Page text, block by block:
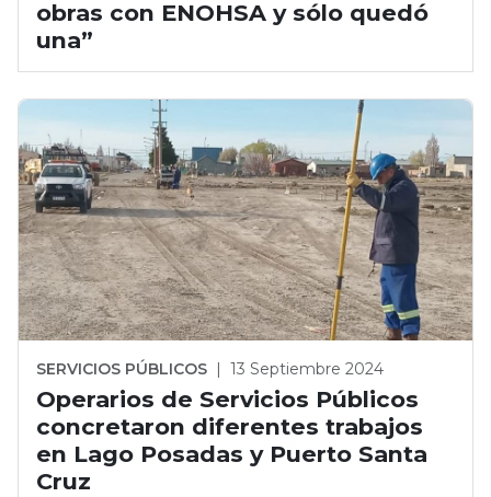
obras con ENOHSA y sólo quedó
una”
SERVICIOS PÚBLICOS | 13 Septiembre 2024
Operarios de Servicios Públicos
concretaron diferentes trabajos
en Lago Posadas y Puerto Santa
Cruz